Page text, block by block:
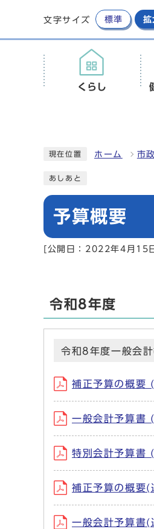
文字サイズ 標準 拡
くらし
現在位置 ホーム 市政
あしあと
予算概要
[公開日：2022年4月15
令和8年度
令和8年度一般会
補正予算の概要
一般会計予算書
特別会計予算書
補正予算の概要
一般会計予算書